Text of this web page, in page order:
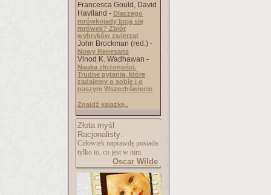
Francesca Gould, David
Haviland - Dlaczego
mrówkojady boją się
mrówek? Zbiór
wybryków zwierząt
John Brockman (red.) -
Nowy Renesans
Vinod K. Wadhawan -
Nauka złożoności.
Trudne pytania, które
zadajemy o sobie i o
naszym Wszechświecie
Znajdź książkę..
Złota myśl
Racjonalisty:
Człowiek naprawdę posiada
tylko to, co jest w nim.
Oscar Wilde